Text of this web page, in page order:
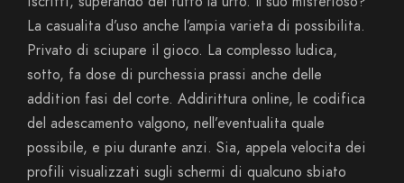
La casualita d’uso anche l’ampia varieta di possibilita.
Privato di sciupare il gioco. La complesso ludica,
sotto, fa dose di purchessia prassi anche delle
addition fasi del corte. Addirittura online, le codifica
del adescamento valgono, nell’eventualita quale
possibile, e piu durante anzi. Sia, appela velocita dei
profili visualizzati sugli schermi di qualcuno sbiato